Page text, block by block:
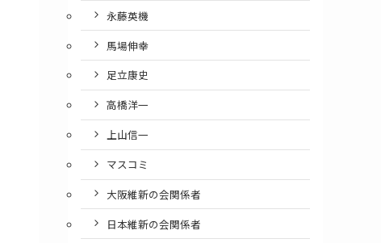
永藤英機
馬場伸幸
足立康史
高橋洋一
上山信一
マスコミ
大阪維新の会関係者
日本維新の会関係者